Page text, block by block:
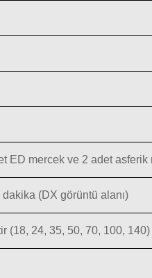
ED mercek ve 2 adet
(DX görüntü alanı)
(18, 24, 35, 50, 70, 100, 140)